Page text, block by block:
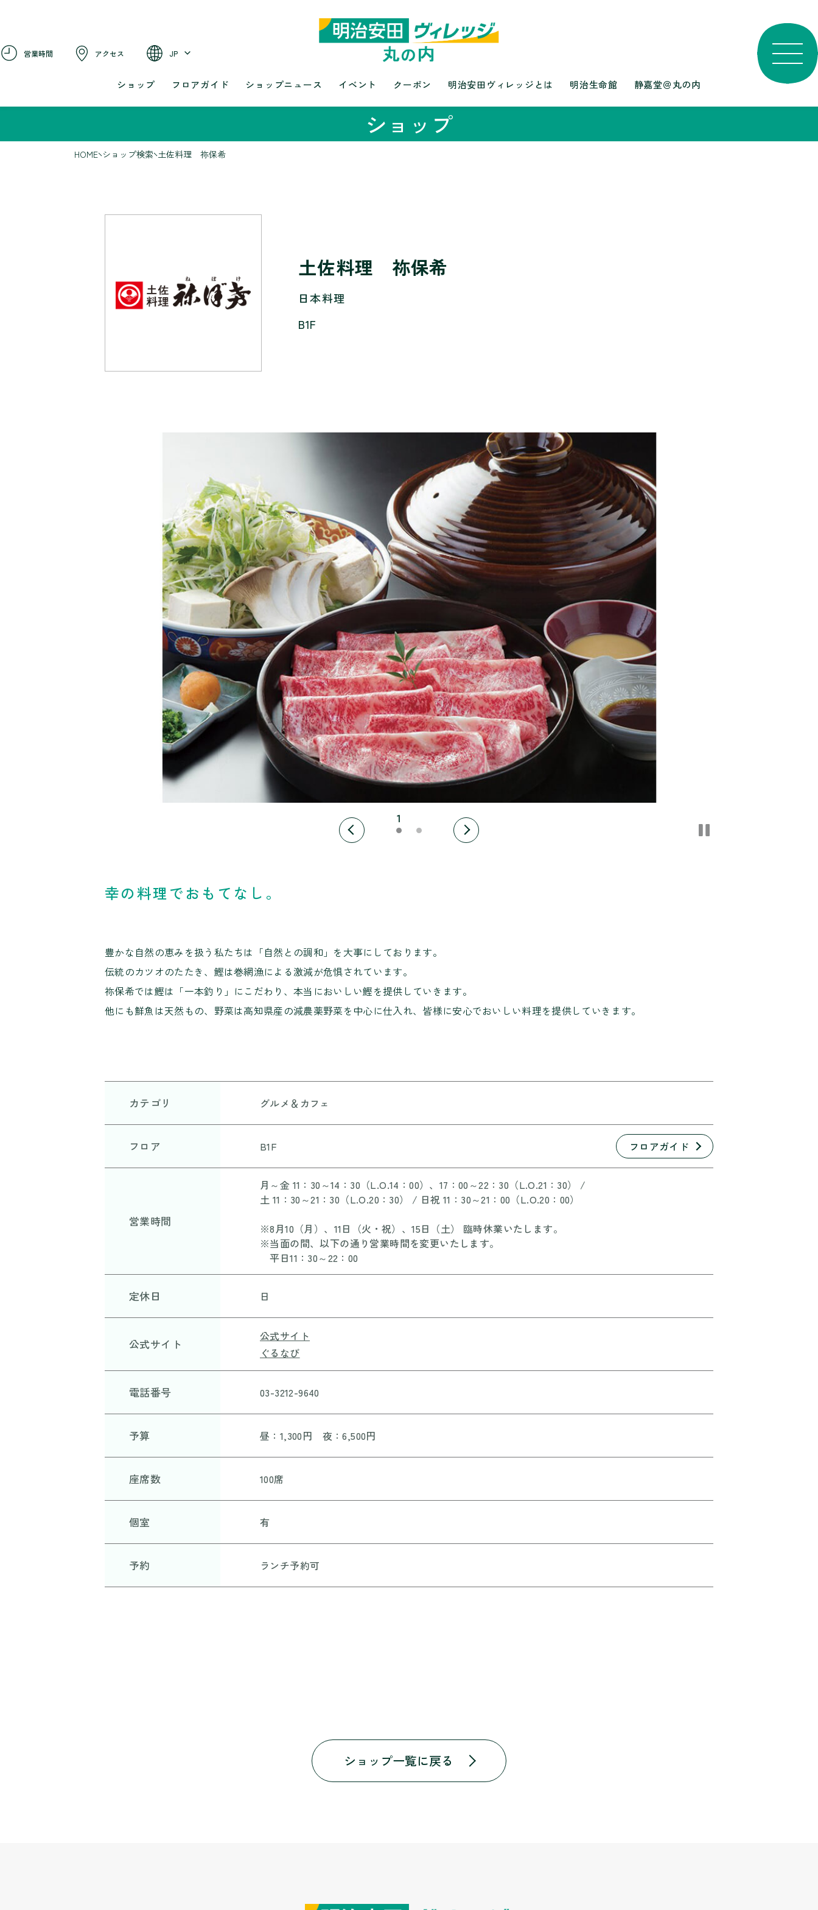
営業時間 アクセス JP
ショップ フロアガイド ショップニュース イベント クーポン 明治安田ヴィレッジとは 明治生命館 静嘉堂＠丸の内
ショップ
HOME ショップ検索 土佐料理 祢保希
土佐料理 祢保希
日本料理
B1F
1
幸の料理でおもてなし。
豊かな自然の恵みを扱う私たちは「自然との調和」を大事にしております。
伝統のカツオのたたき、鰹は巻網漁による激減が危惧されています。
祢保希では鰹は「一本釣り」にこだわり、本当においしい鰹を提供していきます。
他にも鮮魚は天然もの、野菜は高知県産の減農薬野菜を中心に仕入れ、皆様に安心でおいしい料理を提供していきます。
カテゴリ グルメ＆カフェ
フロア B1F フロアガイド
営業時間
月～金 11：30～14：30（L.O.14：00）、17：00～22：30（L.O.21：30） /
土 11：30～21：30（L.O.20：30） / 日祝 11：30～21：00（L.O.20：00）
※8月10（月）、11日（火・祝）、15日（土） 臨時休業いたします。
※当面の間、以下の通り営業時間を変更いたします。
平日11：30～22：00
定休日 日
公式サイト
公式サイト
ぐるなび
電話番号 03-3212-9640
予算 昼：1,300円 夜：6,500円
座席数 100席
個室 有
予約 ランチ予約可
ショップ一覧に戻る